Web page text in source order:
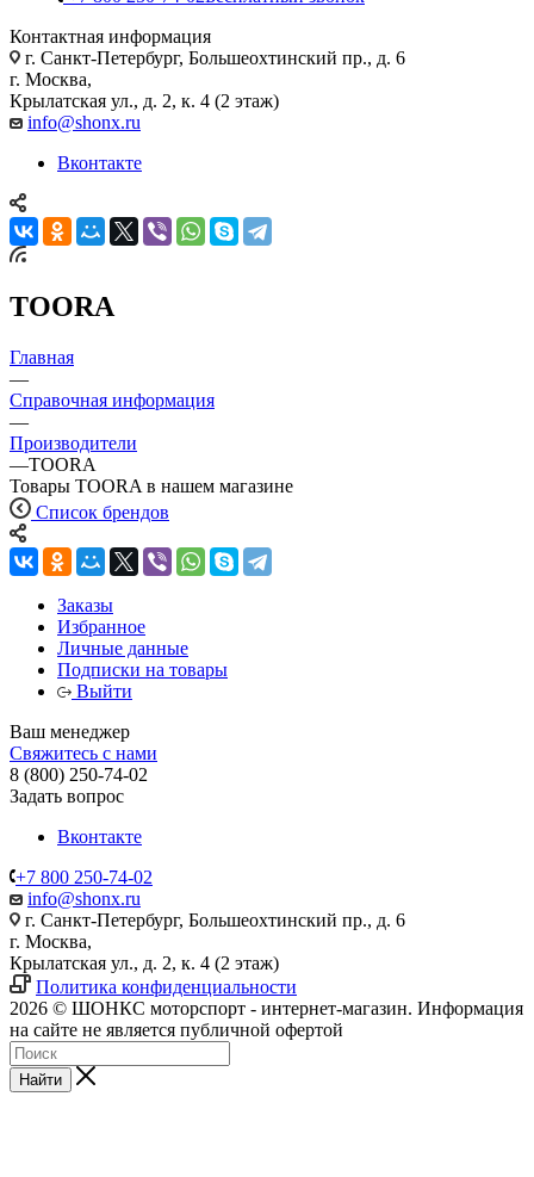
Контактная информация
г. Санкт-Петербург, Большеохтинский пр., д. 6
г. Москва,
Крылатская ул., д. 2, к. 4 (2 этаж)
info@shonx.ru
Вконтакте
TOORA
Главная
—
Справочная информация
—
Производители
—TOORA
Товары TOORA в нашем магазине
Список брендов
Заказы
Избранное
Личные данные
Подписки на товары
Выйти
Ваш менеджер
Свяжитесь с нами
8 (800) 250-74-02
Задать вопрос
Вконтакте
+7 800 250-74-02
info@shonx.ru
г. Санкт-Петербург, Большеохтинский пр., д. 6
г. Москва,
Крылатская ул., д. 2, к. 4 (2 этаж)
Политика конфиденциальности
2026 © ШОНКС моторспорт - интернет-магазин. Информация
на сайте не является публичной офертой
Найти